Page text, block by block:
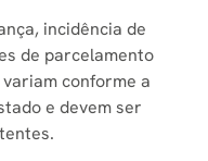
incidência de
de parcelamento
conforme a
e devem ser